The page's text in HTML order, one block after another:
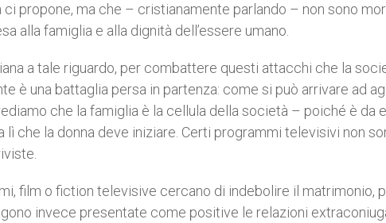
propone, ma che – cristianamente parlando – non sono
alla famiglia e alla dignità dell’essere umano.
a tale riguardo, per combattere questi attacchi che la
è una battaglia persa in partenza: come si può arrivare ad
che la famiglia è la cellula della società – poiché è da
che la donna deve iniziare. Certi programmi televisivi non
film o fiction televisive cercano di indebolire il matrimonio,
invece presentate come positive le relazioni